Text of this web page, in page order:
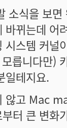
소식을 보
바뀌는데 어
시스템 커널
릅니다만)
일테지요.
않고 Mac
터 큰 변화